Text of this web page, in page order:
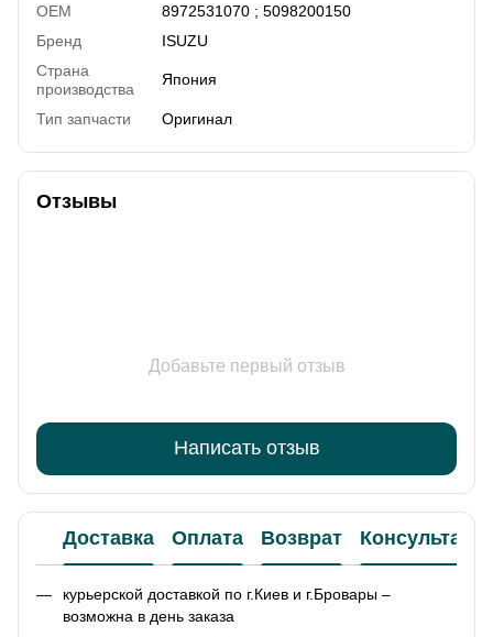
OEM
8972531070 ; 5098200150
Бренд
ISUZU
Страна
производства
Япония
Тип запчасти Оригинал
Отзывы
Добавьте первый отзыв
Написать отзыв
Доставка Оплата Возврат
курьерской доставкой по г.Киев и г.Бровары –
возможна в день заказа